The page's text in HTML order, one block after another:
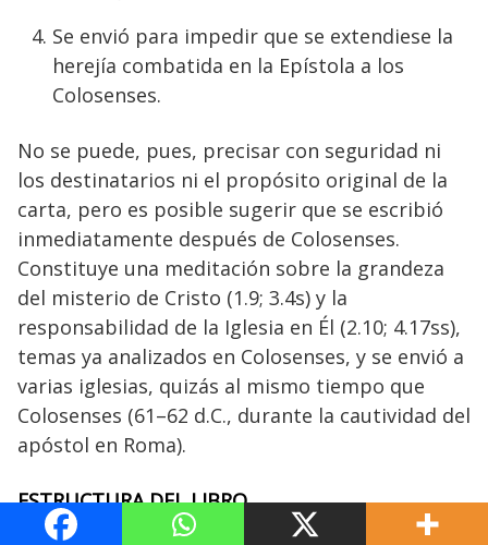
Se envió para impedir que se extendiese la
herejía combatida en la Epístola a los
Colosenses.
No se puede, pues, precisar con seguridad ni
los destinatarios ni el propósito original de la
carta, pero es posible sugerir que se escribió
inmediatamente después de Colosenses.
Constituye una meditación sobre la grandeza
del misterio de Cristo (1.9; 3.4s) y la
responsabilidad de la Iglesia en Él (2.10; 4.17ss),
temas ya analizados en Colosenses, y se envió a
varias iglesias, quizás al mismo tiempo que
Colosenses (61–62 d.C., durante la cautividad del
apóstol en Roma).
ESTRUCTURA DEL LIBRO